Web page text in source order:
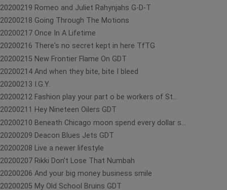
20200219 Romeo and Juliet Rahynjahs G-D-T
20200218 Going Through The Motions
20200217 Once In A Lifetime
20200216 There's no secret kept in here TfTG
20200215 New Frontier Flame On GDT
20200214 And when they bite, bite I bleed
20200213 I.G.Y.
20200212 Fashion play your part o be workers of St...
20200211 Hey Nineteen Oilers GDT
20200210 Beneath Chicago moon spend every dollar s...
20200209 Deacon Blues Jets GDT
20200208 Live a newer lifestyle
20200207 Rikki Don't Lose That Numbah
20200206 And your big money business smile
20200205 My Old School Bruins GDT